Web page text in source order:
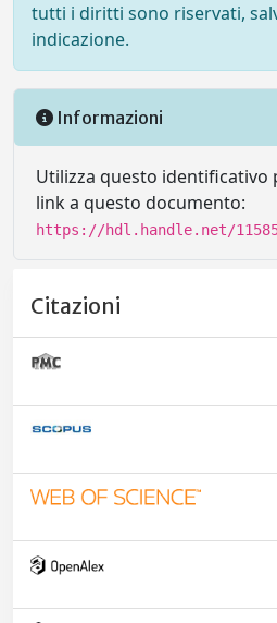
tutti i diritti sono riservati,
indicazione.
Informazioni
Utilizza questo identificativo
link a questo documento:
https://hdl.handle.net/
Citazioni